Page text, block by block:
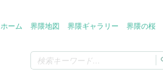
ホーム 界隈地図 界隈ギャラリー 界隈の桜